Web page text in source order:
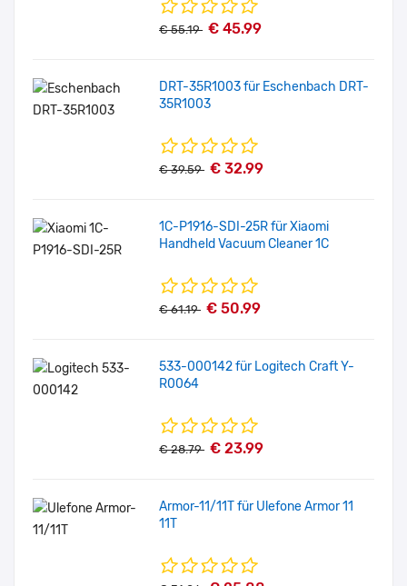
€ 55.19 € 45.99
DRT-35R1003 für Eschenbach DRT-
35R1003
€ 39.59 € 32.99
1C-P1916-SDI-25R für Xiaomi
Handheld Vacuum Cleaner 1C
€ 61.19 € 50.99
533-000142 für Logitech Craft Y-
R0064
€ 28.79 € 23.99
Armor-11/11T für Ulefone Armor 11
11T